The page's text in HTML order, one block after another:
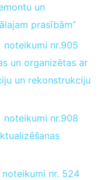
un
prasībām”
noteikumi nr.905
un organizētas ar
un rekonstrukciju
noteikumi nr.908
noteikumi nr. 524